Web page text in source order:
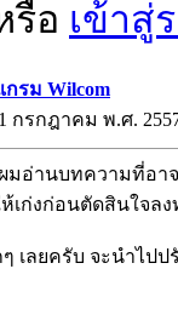
รือ เข้าสู่
รม Wilcom
กรกฎาคม พ.ศ.
มอ่านบทความที่อา
เก่งก่อนตัดสินใจล
เลยครับ จะนำไป